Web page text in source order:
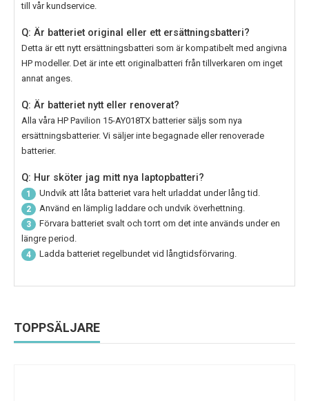
till vår kundservice.
Q: Är batteriet original eller ett ersättningsbatteri?
Detta är ett nytt ersättningsbatteri som är kompatibelt med angivna
HP modeller. Det är inte ett originalbatteri från tillverkaren om inget
annat anges.
Q: Är batteriet nytt eller renoverat?
Alla våra HP Pavilion 15-AY018TX batteriersäljs som nya
ersättningsbatterier. Vi säljer inte begagnade eller renoverade
batterier.
Q: Hur sköter jag mitt nya laptopbatteri?
1 Undvik att låta batteriet vara helt urladdat under lång tid.
2 Använd en lämplig laddare och undvik överhettning.
3
Förvara batteriet svalt och torrt om det inte används under en
längre period.
4 Ladda batteriet regelbundet vid långtidsförvaring.
TOPPSÄLJARE